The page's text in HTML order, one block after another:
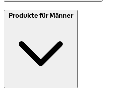
SplitIt
Produkte für Männer